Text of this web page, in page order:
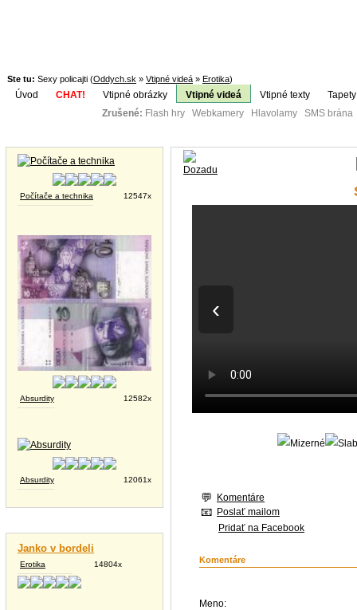
Ste tu: Sexy policajti (Oddych.sk » Vtipné videá » Erotika)
Úvod CHAT! Vtipné obrázky Vtipné videá Vtipné texty
Zrušené: Flash hry Webkamery Hlavolamy SMS
Počítače a technika 12547x
Absurdity 12582x
Absurdity 12061x
Janko v bordeli
Erotika 14804x
‹
Komentáre
Poslať mailom
Pridať na Facebook
Komentáre
Meno: